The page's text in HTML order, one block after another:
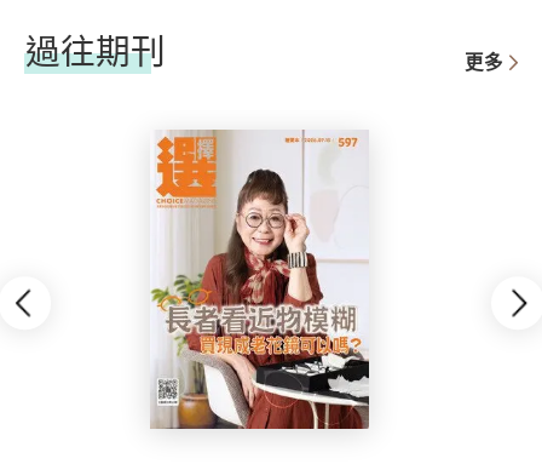
過往期刊 更多